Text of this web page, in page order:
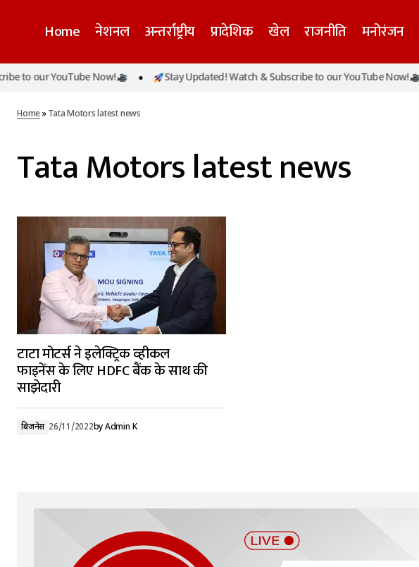
Home नेशनल अन्तर्राष्ट्रीय प्रादेशिक खेल राजनीति मनोरंजन
to our YouTube Now! Stay Updated! Watch & Subscribe to our YouTube Now!
Home»Tata Motors latest news
Tata Motors latest news
टाटा मोटर्स ने इलेक्ट्रिक व्‍हीकल
फाइनेंस के लिए HDFC बैंक के साथ की
साझेदारी
बिजनेस 26/11/2022byAdmin K